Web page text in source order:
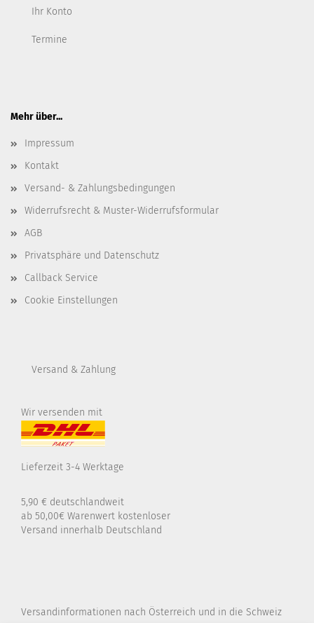
Ihr Konto
Termine
Mehr über...
Impressum
Kontakt
Versand- & Zahlungsbedingungen
Widerrufsrecht & Muster-Widerrufsformular
AGB
Privatsphäre und Datenschutz
Callback Service
Cookie Einstellungen
Versand & Zahlung
Wir versenden mit
Lieferzeit 3-4 Werktage
5,90 € deutschlandweit
ab 50,00€ Warenwert kostenloser
Versand innerhalb Deutschland
Versandinformationen nach Österreich und in die Schweiz